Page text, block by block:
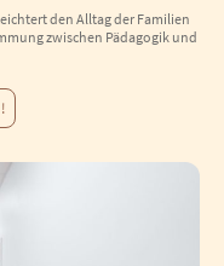
den Alltag der Familien
zwischen Pädagogik und